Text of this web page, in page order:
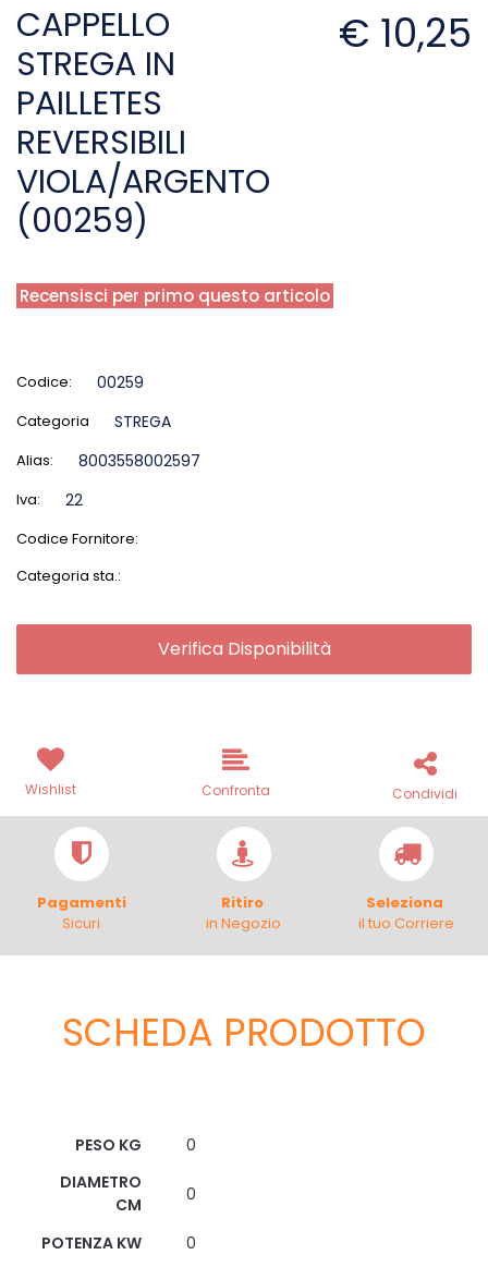
CAPPELLO
STREGA IN
PAILLETES
REVERSIBILI
VIOLA/ARGENTO
(00259)
€ 10,25
Recensisci per primo questo articolo
Codice: 00259
Categoria STREGA
Alias: 8003558002597
Iva: 22
Codice Fornitore:
Categoria sta.:
Verifica Disponibilità
Wishlist Confronta Condividi
Pagamenti
Sicuri
Ritiro
in Negozio
Seleziona
il tuo Corriere
SCHEDA PRODOTTO
PESO KG
0
DIAMETRO
CM
0
POTENZA KW
0